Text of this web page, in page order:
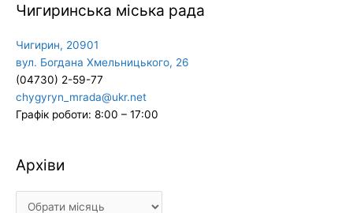
Чигиринська міська рада
Чигирин, 20901
вул. Богдана Хмельницького, 26
(04730) 2-59-77
chygyryn_mrada@ukr.net
Графік роботи: 8:00 – 17:00
Архіви
Архіви